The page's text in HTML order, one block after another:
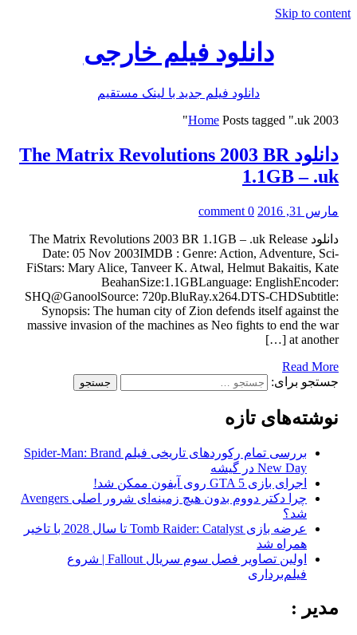
Skip to content
دانلود فیلم خارجی
دانلود فیلم جدید با لینک مستقیم
Home Posts tagged ".uk 2003"
دانلود The Matrix Revolutions 2003 BR
1.1GB – .uk
مارس 31, 2016 0 comment
دانلود The Matrix Revolutions 2003 BR 1.1GB – .uk Release
Date: 05 Nov 2003IMDB : Genre: Action, Adventure, Sci-
FiStars: Mary Alice, Tanveer K. Atwal, Helmut Bakaitis, Kate
BeahanSize:1.1GBLanguage: EnglishEncoder:
SHQ@GanoolSource: 720p.BluRay.x264.DTS-CHDSubtitle:
Synopsis: The human city of Zion defends itself against the
massive invasion of the machines as Neo fights to end the war
at another […]
Read More
جستجو برای:
نوشته‌های تازه
بررسی تمام رکوردهای تاریخی فیلم Spider-Man: Brand
New Day در گیشه
اجرای بازی GTA 5 روی آیفون ممکن شد!
چرا دکتر دووم بدون هیچ زمینه‌ای شرور اصلی Avengers
شد؟
عرضه بازی Tomb Raider: Catalyst تا سال 2028 با تاخیر
همراه شد
اولین تصاویر فصل سوم سریال Fallout | شروع
فیلم‌برداری
مدیر :